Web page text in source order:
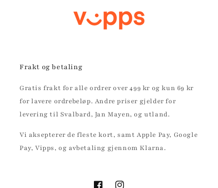
Frakt og betaling
Gratis frakt for alle ordrer over 499 kr og kun 69 kr
for lavere ordrebeløp. Andre priser gjelder for
levering til Svalbard, Jan Mayen, og utland.
Vi aksepterer de fleste kort, samt Apple Pay, Google
Pay, Vipps, og avbetaling gjennom Klarna.